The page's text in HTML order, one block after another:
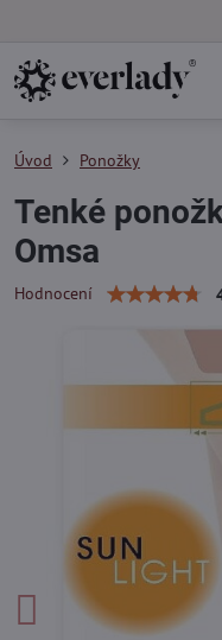
Úvod Ponožky
Tenké
Omsa
Hodnocení